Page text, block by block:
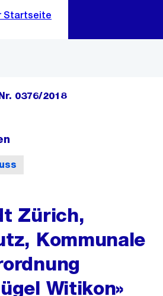
ein
0376/2018
Zürich,
Kommunale
Witikon»